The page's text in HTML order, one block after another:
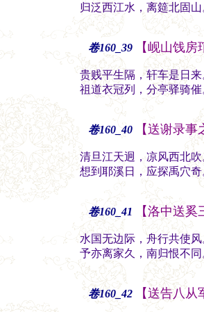
归泛西江水，离筵北固
卷160_39 【岘山饯
贵贱平生隔，轩车是日
祖道衣冠列，分亭驿骑
卷160_40 【送谢录事
清旦江天迥，凉风西北
想到耶溪日，应探禹穴
卷160_41 【洛中送
水国无边际，舟行共使
予亦离家久，南归恨不
卷160_42 【送告八从